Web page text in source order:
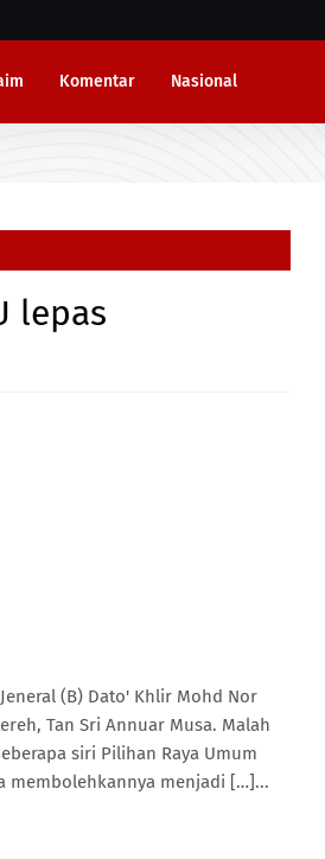
Komentar Nasional
lepas
Jeneral (B) Dato' Khlir Mohd Nor
Tan Sri Annuar Musa. Malah
siri Pilihan Raya Umum
membolehkannya menjadi […]...